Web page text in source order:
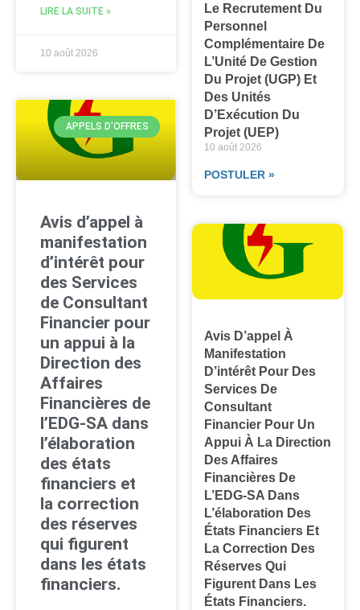
LIRE LA SUITE »
10 août 2026
APPELS D'OFFRES
Avis d’appel à
manifestation
d’intérêt pour
des Services
de Consultant
Financier pour
un appui à la
Direction des
Affaires
Financières de
l’EDG-SA dans
l’élaboration
des états
financiers et
la correction
des réserves
qui figurent
dans les états
financiers.
Le Recrutement Du
Personnel
Complémentaire De
L’Unité De Gestion
Du Projet (UGP) Et
Des Unités
D’Exécution Du
Projet (UEP)
10 août 2026
POSTULER »
Avis D’appel À
Manifestation
D’intérêt Pour Des
Services De
Consultant
Financier Pour Un
Appui À La Direction
Des Affaires
Financières De
L’EDG-SA Dans
L’élaboration Des
États Financiers Et
La Correction Des
Réserves Qui
Figurent Dans Les
États Financiers.